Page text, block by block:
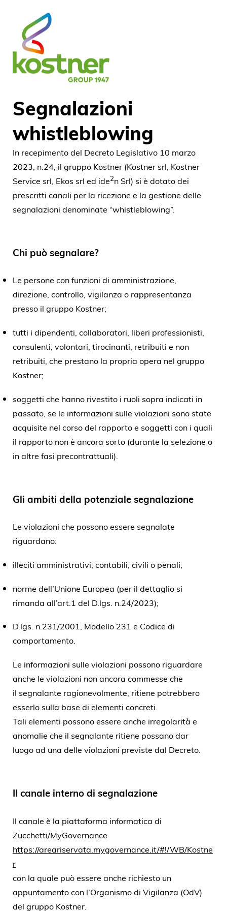
Segnalazioni
whistleblowing
In recepimento del Decreto Legislativo 10 marzo
2023, n.24, il gruppo Kostner (Kostner srl, Kostner
Service srl, Ekos srl ed ide2n Srl) si è dotato dei
prescritti canali per la ricezione e la gestione delle
segnalazioni denominate “whistleblowing”.
Chi può segnalare?
Le persone con funzioni di amministrazione,
direzione, controllo, vigilanza o rappresentanza
presso il gruppo Kostner;
tutti i dipendenti, collaboratori, liberi professionisti,
consulenti, volontari, tirocinanti, retribuiti e non
retribuiti, che prestano la propria opera nel gruppo
Kostner;
soggetti che hanno rivestito i ruoli sopra indicati in
passato, se le informazioni sulle violazioni sono state
acquisite nel corso del rapporto e soggetti con i quali
il rapporto non è ancora sorto (durante la selezione o
in altre fasi precontrattuali).
Gli ambiti della potenziale segnalazione
Le violazioni che possono essere segnalate
riguardano:
illeciti amministrativi, contabili, civili o penali;
norme dell’Unione Europea (per il dettaglio si
rimanda all’art.1 del D.lgs. n.24/2023);
D.lgs. n.231/2001, Modello 231 e Codice di
comportamento.
Le informazioni sulle violazioni possono riguardare
anche le violazioni non ancora commesse che
il segnalante ragionevolmente, ritiene potrebbero
esserlo sulla base di elementi concreti.
Tali elementi possono essere anche irregolarità e
anomalie che il segnalante ritiene possano dar
luogo ad una delle violazioni previste dal Decreto.
Il canale interno di segnalazione
Il canale è la piattaforma informatica di
Zucchetti/MyGovernance
https://areariservata.mygovernance.it/#!/WB/Kostne
r
con la quale può essere anche richiesto un
appuntamento con l’Organismo di Vigilanza (OdV)
del gruppo Kostner.